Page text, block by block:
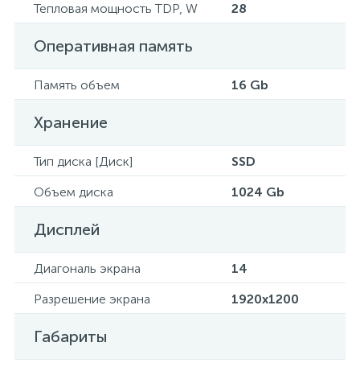
Тепловая мощность TDP, W
28
Оперативная память
Память объем 16 Gb
Хранение
Тип диска [Диск]
SSD
Объем диска
1024 Gb
Дисплей
Диагональ экрана
14
Разрешение экрана
1920x1200
Габариты